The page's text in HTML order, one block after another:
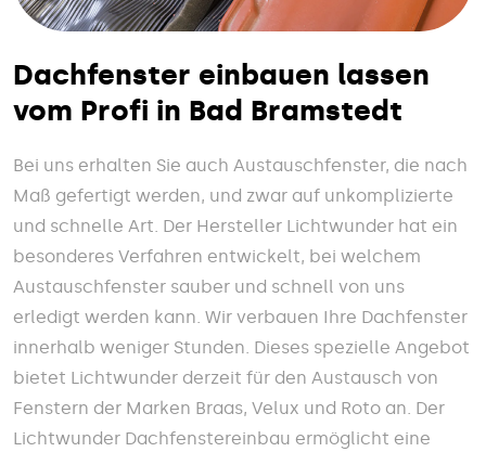
Dachfenster einbauen lassen
vom Profi in Bad Bramstedt
Bei uns erhalten Sie auch Austauschfenster, die nach
Maß gefertigt werden, und zwar auf unkomplizierte
und schnelle Art. Der Hersteller Lichtwunder hat ein
besonderes Verfahren entwickelt, bei welchem
Austauschfenster sauber und schnell von uns
erledigt werden kann. Wir verbauen Ihre Dachfenster
innerhalb weniger Stunden. Dieses spezielle Angebot
bietet Lichtwunder derzeit für den Austausch von
Fenstern der Marken Braas, Velux und Roto an. Der
Lichtwunder Dachfenstereinbau ermöglicht eine